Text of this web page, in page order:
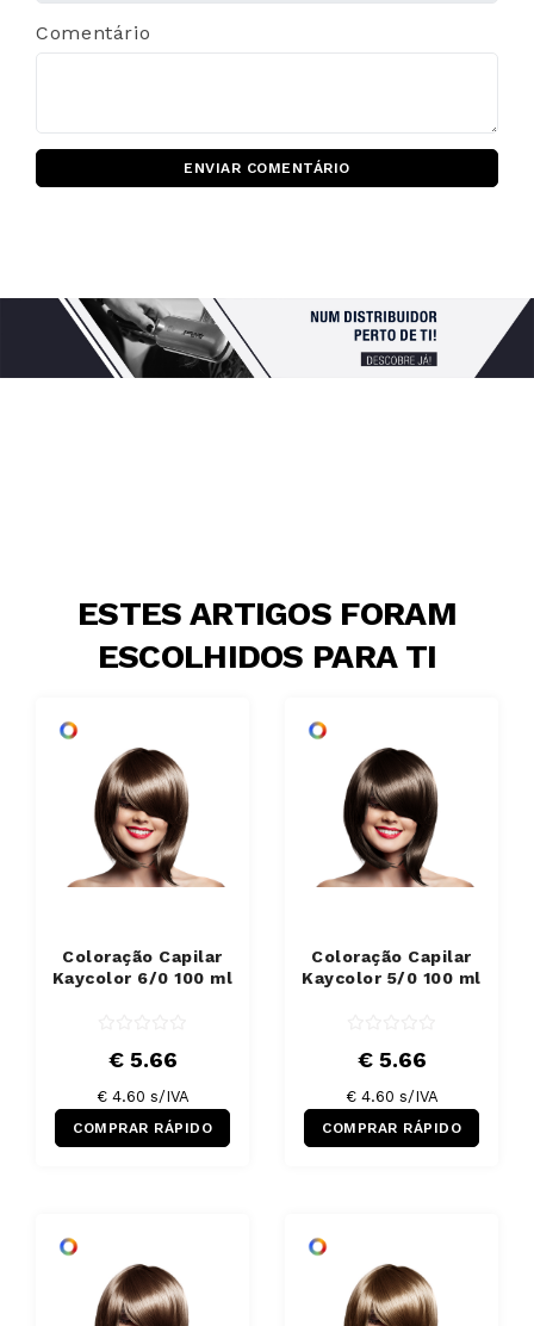
Comentário
ENVIAR COMENTÁRIO
ESTES ARTIGOS FORAM
ESCOLHIDOS PARA TI
Coloração Capilar
Kaycolor 6/0 100 ml
€ 5.66
€ 4.60 s/IVA
COMPRAR RÁPIDO
Coloração Capilar
Kaycolor 5/0 100 ml
€ 5.66
€ 4.60 s/IVA
COMPRAR RÁPIDO